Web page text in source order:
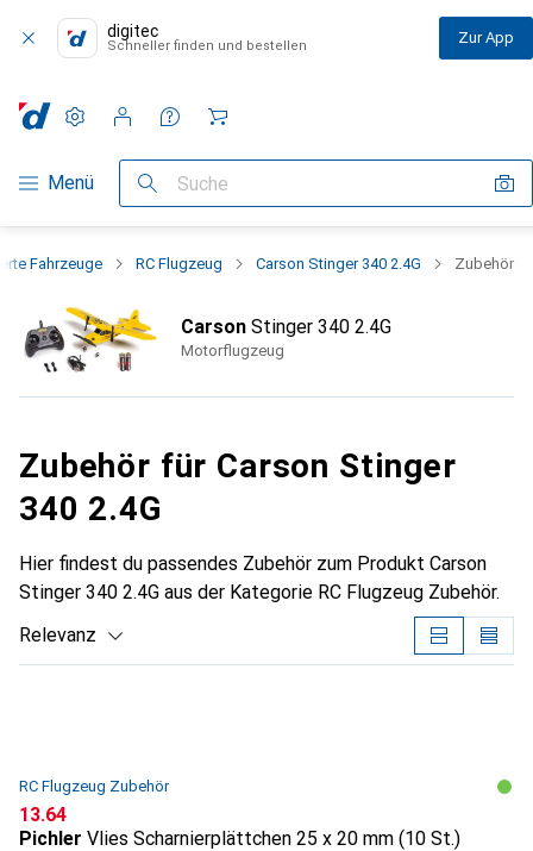
digitec
Schneller finden und bestellen Zur App
Navigation nach Kategorien
Menü Suche
Einstellungen
Kundenkonto
Vergleichslisten
Merklisten
Warenkorb
Fahrzeuge RC Flugzeug Carson Stinger 340 2.4G Zubehör
Carson Stinger 340 2.4G
Motorflugzeug
Zubehör für Carson Stinger
340 2.4G
Hier findest du passendes Zubehör zum Produkt Carson
Stinger 340 2.4G aus der Kategorie RC Flugzeug Zubehör.
Relevanz
RC Flugzeug Zubehör
CHF
13.64
Pichler Vlies Scharnierplättchen 25 x 20 mm (10 St.)